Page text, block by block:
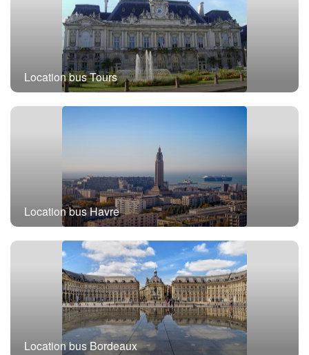
Location bus Tours
Location bus Havre
Location bus Bordeaux